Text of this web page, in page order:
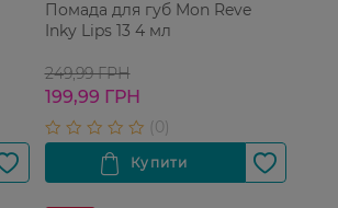
Помада для губ Mon Reve
Inky Lips 13 4 мл
249,99 ГРН
199,99 ГРН